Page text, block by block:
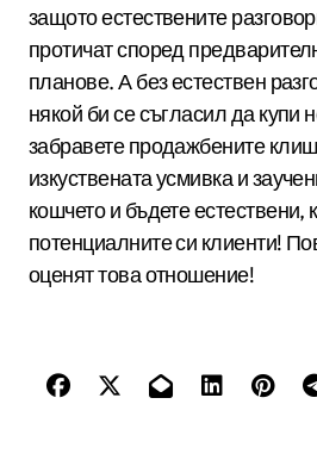
защото естествените
протичат според
планове. А без естествен
някой би се съгласил да купи
забравете продажбените
изкуствената усмивка и
кошчето и бъдете естествени,
потенциалните си клиенти!
оценят това отношение!